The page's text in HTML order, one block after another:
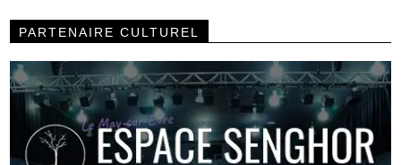
PARTENAIRE CULTUREL